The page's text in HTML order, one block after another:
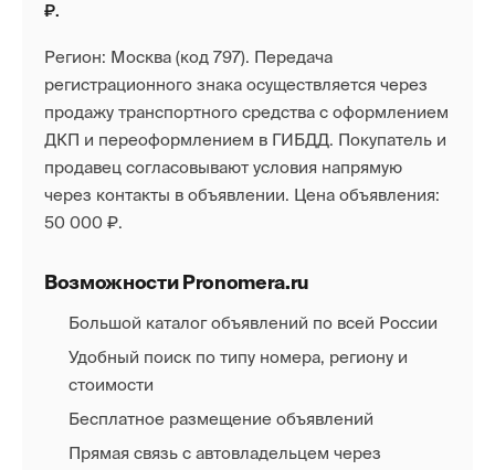
₽.
Регион: Москва (код 797). Передача
регистрационного знака осуществляется через
продажу транспортного средства с оформлением
ДКП и переоформлением в ГИБДД. Покупатель и
продавец согласовывают условия напрямую
через контакты в объявлении. Цена объявления:
50 000 ₽.
Возможности Pronomera.ru
Большой каталог объявлений по всей России
Удобный поиск по типу номера, региону и
стоимости
Бесплатное размещение объявлений
Прямая связь с автовладельцем через